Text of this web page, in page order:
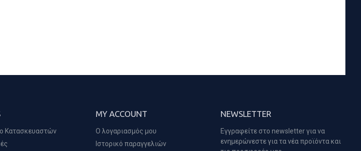
Κατασκευαστών
MY ACCOUNT
Ο λογαριασμός μου
Ιστορικό παραγγελιών
NEWSLETTER
Εγγραφείτε στο newsletter για να
ενημερώνεστε για τα νέα προϊόντα και